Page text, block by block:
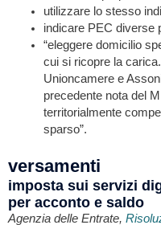
utilizzare lo stesso
indicare PEC diverse
“eleggere domicilio
cui si ricopre la
Unioncamere e
precedente nota del
territorialmente
sparso”.
versamenti
imposta sui servizi
per acconto e saldo
Agenzia delle Entrate,